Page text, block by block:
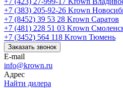
+7 (383) 205-92-26 Krown
+7 (8452) 39 53 28 Krown Саратов
+7 (481) 228 51 03 Krown
+7 (3452) 564 118 Krown Тюмень
Заказать звонок
E-mail
info@krown.ru
Адрес
Найти дилера